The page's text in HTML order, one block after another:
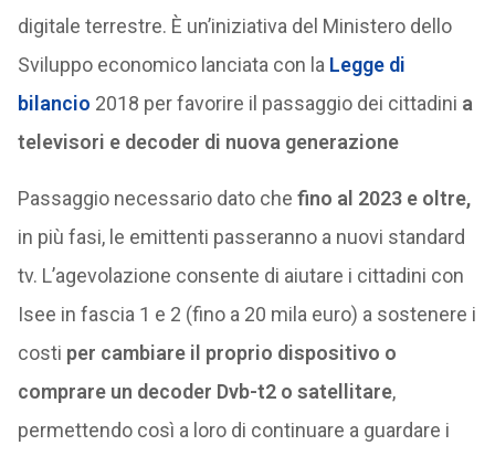
digitale terrestre. È un’iniziativa del Ministero dello
Sviluppo economico lanciata con la Legge di
bilancio 2018 per favorire il passaggio dei cittadini a
televisori e decoder di nuova generazione
Passaggio necessario dato che fino al 2023 e oltre,
in più fasi, le emittenti passeranno a nuovi standard
tv. L’agevolazione consente di aiutare i cittadini con
Isee in fascia 1 e 2 (fino a 20 mila euro) a sostenere i
costi per cambiare il proprio dispositivo o
comprare un decoder Dvb-t2 o satellitare,
permettendo così a loro di continuare a guardare i